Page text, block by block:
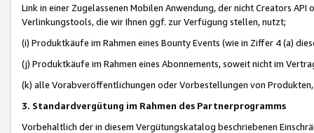
Link in einer Zugelassenen Mobilen Anwendung, der nicht Creators
Verlinkungstools, die wir Ihnen ggf. zur Verfügung stellen, nutzt;
(i) Produktkäufe im Rahmen eines Bounty Events (wie in Ziffer 4 (a)
(j) Produktkäufe im Rahmen eines Abonnements, soweit nicht im
(k) alle Vorabveröffentlichungen oder Vorbestellungen von
3. Standardvergütung im Rahmen des Partnerprogramms
Vorbehaltlich der in diesem Vergütungskatalog beschriebenen